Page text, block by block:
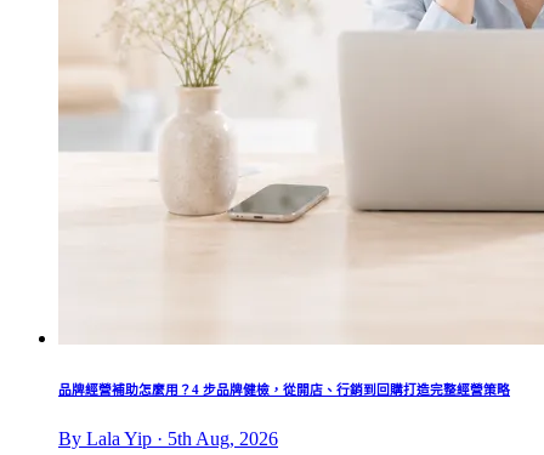
品牌經營補助怎麼用？4 步品牌健檢，從開店、行銷到回購打造完整經營策略
By Lala Yip · 5th Aug, 2026